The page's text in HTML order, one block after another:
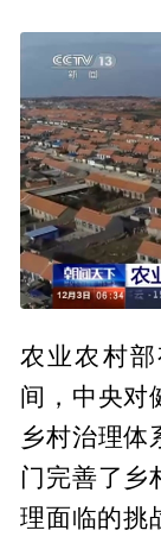
农业农村
间，中央对
乡村治理体
门完善了乡
理面临的挑